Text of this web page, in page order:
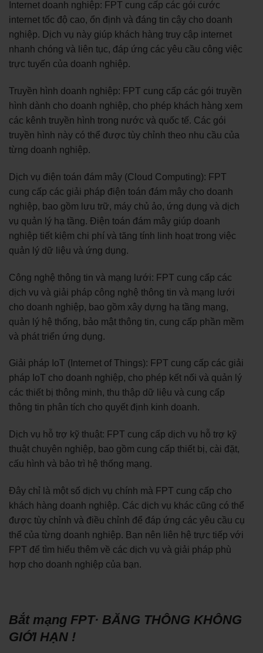
Internet doanh nghiệp: FPT cung cấp các gói cước
internet tốc độ cao, ổn định và đáng tin cậy cho doanh
nghiệp. Dịch vụ này giúp khách hàng truy cập internet
nhanh chóng và liên tục, đáp ứng các yêu cầu công việc
trực tuyến của doanh nghiệp.
Truyền hình doanh nghiệp: FPT cung cấp các gói truyền
hình dành cho doanh nghiệp, cho phép khách hàng xem
các kênh truyền hình trong nước và quốc tế. Các gói
truyền hình này có thể được tùy chỉnh theo nhu cầu của
từng doanh nghiệp.
Dịch vụ điện toán đám mây (Cloud Computing): FPT
cung cấp các giải pháp điện toán đám mây cho doanh
nghiệp, bao gồm lưu trữ, máy chủ ảo, ứng dụng và dịch
vụ quản lý hạ tầng. Điện toán đám mây giúp doanh
nghiệp tiết kiệm chi phí và tăng tính linh hoạt trong việc
quản lý dữ liệu và ứng dụng.
Công nghệ thông tin và mạng lưới: FPT cung cấp các
dịch vụ và giải pháp công nghệ thông tin và mạng lưới
cho doanh nghiệp, bao gồm xây dựng hạ tầng mạng,
quản lý hệ thống, bảo mật thông tin, cung cấp phần mềm
và phát triển ứng dụng.
Giải pháp IoT (Internet of Things): FPT cung cấp các giải
pháp IoT cho doanh nghiệp, cho phép kết nối và quản lý
các thiết bị thông minh, thu thập dữ liệu và cung cấp
thông tin phân tích cho quyết định kinh doanh.
Dịch vụ hỗ trợ kỹ thuật: FPT cung cấp dịch vụ hỗ trợ kỹ
thuật chuyên nghiệp, bao gồm cung cấp thiết bị, cài đặt,
cấu hình và bảo trì hệ thống mạng.
Đây chỉ là một số dịch vụ chính mà FPT cung cấp cho
khách hàng doanh nghiệp. Các dịch vụ khác cũng có thể
được tùy chỉnh và điều chỉnh để đáp ứng các yêu cầu cụ
thể của từng doanh nghiệp. Bạn nên liên hệ trực tiếp với
FPT để tìm hiểu thêm về các dịch vụ và giải pháp phù
hợp cho doanh nghiệp của bạn.
Bắt mạng FPT· BĂNG THÔNG KHÔNG
GIỚI HẠN !